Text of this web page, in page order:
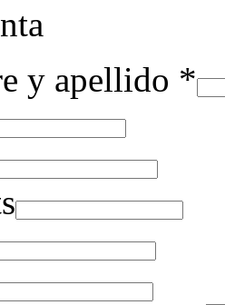
y apellido *